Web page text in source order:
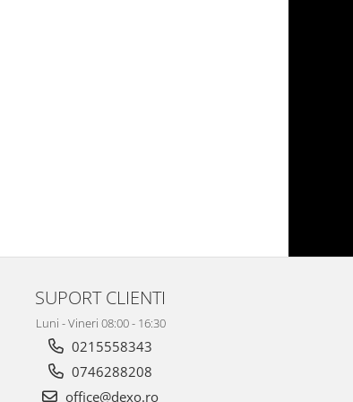
SUPORT CLIENTI
Luni - Vineri 08:00 - 16:30
0215558343
0746288208
office@dexo.ro